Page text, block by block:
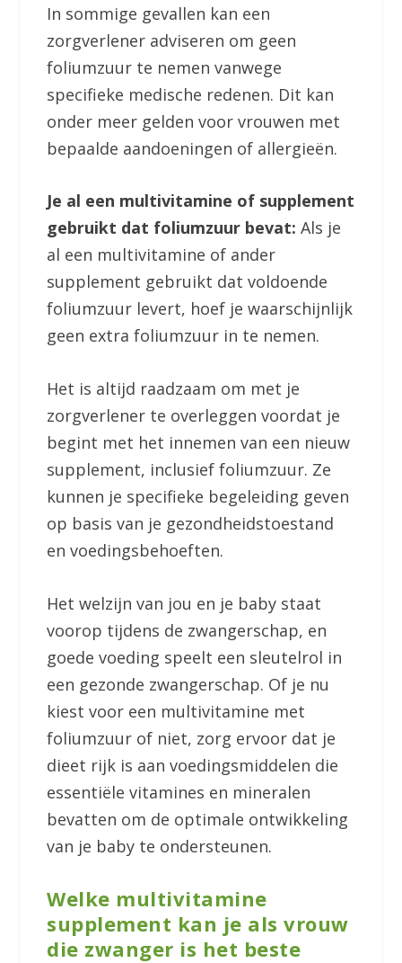
In sommige gevallen kan een
zorgverlener adviseren om geen
foliumzuur te nemen vanwege
specifieke medische redenen. Dit kan
onder meer gelden voor vrouwen met
bepaalde aandoeningen of allergieën.
Je al een multivitamine of supplement
gebruikt dat foliumzuur bevat:Als je
al een multivitamine of ander
supplement gebruikt dat voldoende
foliumzuur levert, hoef je waarschijnlijk
geen extra foliumzuur in te nemen.
Het is altijd raadzaam om met je
zorgverlener te overleggen voordat je
begint met het innemen van een nieuw
supplement, inclusief foliumzuur. Ze
kunnen je specifieke begeleiding geven
op basis van je gezondheidstoestand
en voedingsbehoeften.
Het welzijn van jou en je baby staat
voorop tijdens de zwangerschap, en
goede voeding speelt een sleutelrol in
een gezonde zwangerschap. Of je nu
kiest voor een multivitamine met
foliumzuur of niet, zorg ervoor dat je
dieet rijk is aan voedingsmiddelen die
essentiële vitamines en mineralen
bevatten om de optimale ontwikkeling
van je baby te ondersteunen.
Welke multivitamine
supplement kan je als vrouw
die zwanger is het beste